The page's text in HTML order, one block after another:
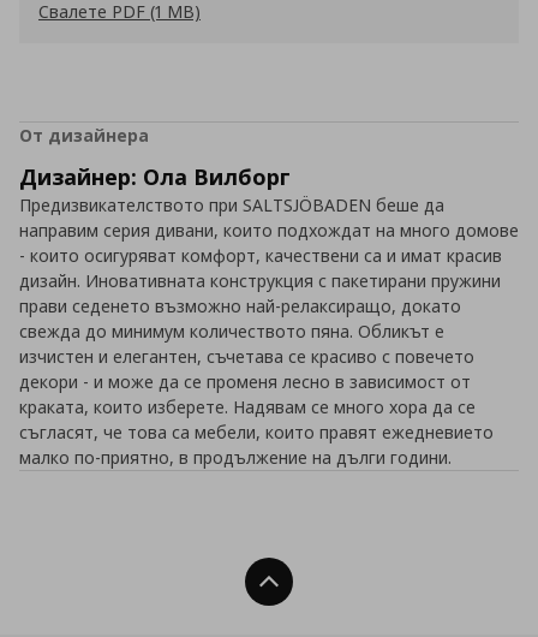
Свалете PDF (1 MB)
От дизайнера
Дизайнер: Ола Вилборг
Предизвикателството при SALTSJÖBADEN беше да
направим серия дивани, които подхождат на много домове
- които осигуряват комфорт, качествени са и имат красив
дизайн. Иновативната конструкция с пакетирани пружини
прави седенето възможно най-релаксиращо, докато
свежда до минимум количеството пяна. Обликът е
изчистен и елегантен, съчетава се красиво с повечето
декори - и може да се променя лесно в зависимост от
краката, които изберете. Надявам се много хора да се
съгласят, че това са мебели, които правят ежедневието
малко по-приятно, в продължение на дълги години.
Нагоре